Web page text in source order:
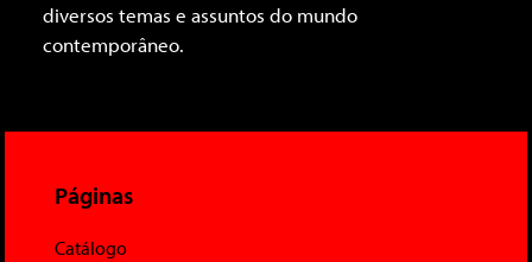
diversos temas e assuntos do mundo
contemporâneo.
Páginas
Catálogo